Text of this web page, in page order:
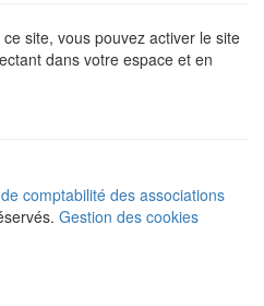
site, vous pouvez activer le site
dans votre espace et en
comptabilité des associations
Gestion des cookies